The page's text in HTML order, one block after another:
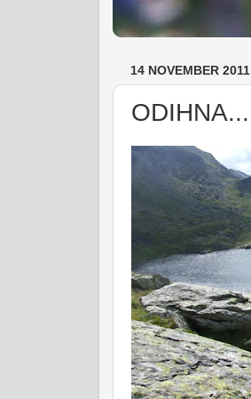
14 NOVEMBER 2011
ODIHNA...